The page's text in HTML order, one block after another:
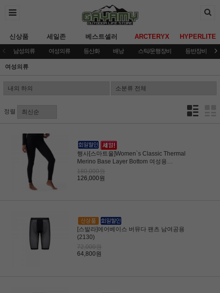
신상품 세일존 베스트셀러 ARCTERYX HYPERLITE
남성의류 여성의류 등산화 배낭 스틱/운행장비 등반장비
여성의류
정렬
행사[스마트울]Women`s Classic Thermal
Merino Base Layer Bottom 여성용
(SWF6WAA002)
180,000원
126,000원
[스발라]에어베이스 버뮤다 팬츠 남여공용
(2130)
72,000원
64,800원